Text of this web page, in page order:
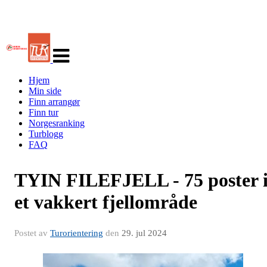
navigasjon
Hjem
Min side
Finn arrangør
Finn tur
Norgesranking
Turblogg
FAQ
TYIN FILEFJELL - 75 poster
et vakkert fjellområde
Postet av Turorientering den 29. jul 2024